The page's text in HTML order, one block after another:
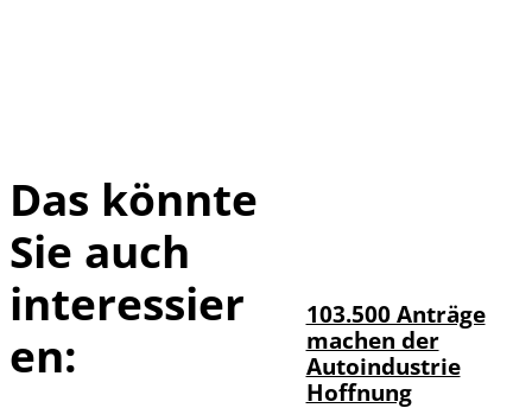
Das könnte
Sie auch
interessier
en:
103.500 Anträge
machen der
Autoindustrie
Hoffnung